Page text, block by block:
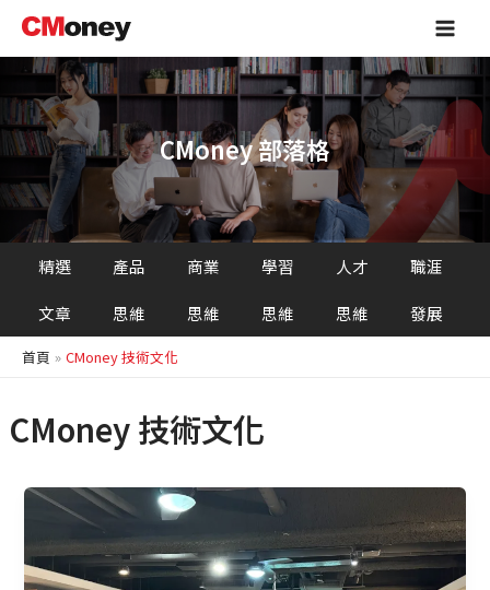
主
容
Main
CMoney 部落格
精選
文章
產品
思維
商業
思維
學習
思維
人才
思維
職涯
發展
首頁 CMoney 技術文化
CMoney 技術文化
C
Talk+
#14：
從